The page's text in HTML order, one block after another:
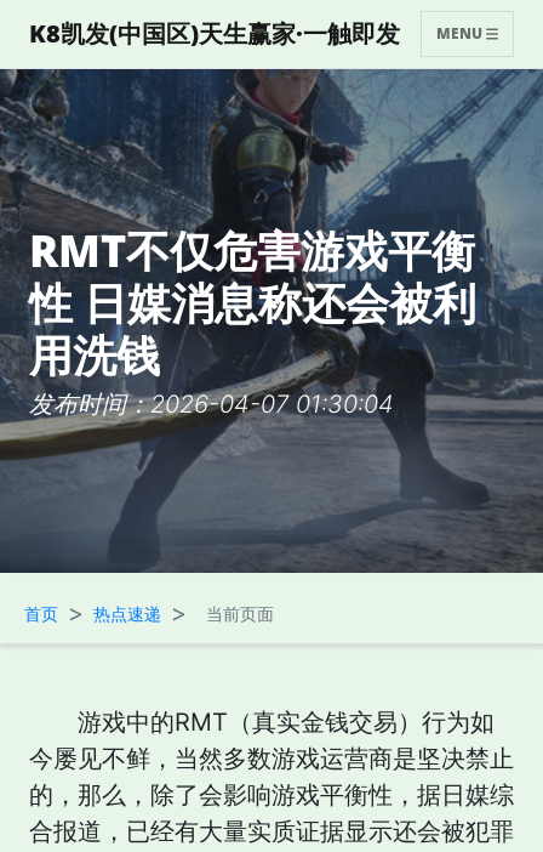
K8凯发(中国区)天生赢家·一触即发 MENU
RMT不仅危害游戏平衡
性 日媒消息称还会被利
用洗钱
发布时间：2026-04-07 01:30:04
首页 > 热点速递 > 当前页面
游戏中的RMT（真实金钱交易）行为如
今屡见不鲜，当然多数游戏运营商是坚决禁止
的，那么，除了会影响游戏平衡性，据日媒综
合报道，已经有大量实质证据显示还会被犯罪